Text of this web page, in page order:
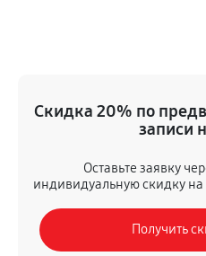
Замена свечей зажигания
Демонтаж-монтаж
2160 руб
Скидка 20% по
записи
Оставьте заявку
индивидуальную скидку на
Получить